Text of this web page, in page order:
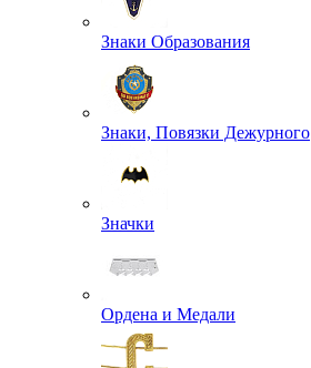
Знаки Образования
Знаки, Повязки Дежурного
Значки
Ордена и Медали